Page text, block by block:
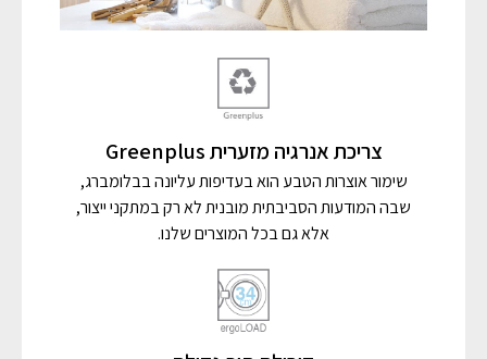
צריכת אנרגיה מזערית Greenplus
שימור אוצרות הטבע הוא בעדיפות עליונה בבלומברג,
שבה המודעות הסביבתית מובנית לא רק במתקני ייצור,
אלא גם בכל המוצרים שלנו.